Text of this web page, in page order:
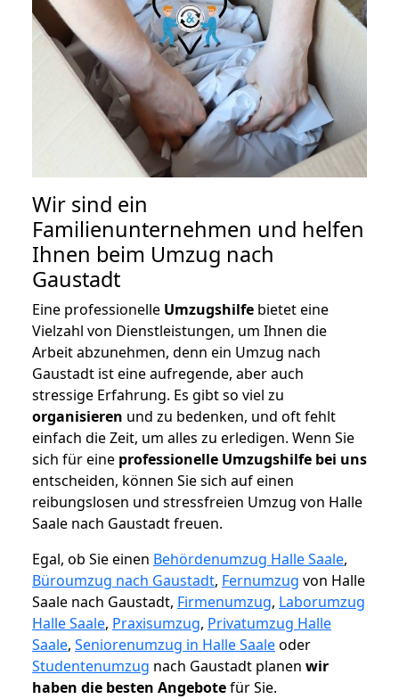
Wir sind ein
Familienunternehmen und helfen
Ihnen beim Umzug nach
Gaustadt
Eine professionelle Umzugshilfe bietet eine
Vielzahl von Dienstleistungen, um Ihnen die
Arbeit abzunehmen, denn ein Umzug nach
Gaustadt ist eine aufregende, aber auch
stressige Erfahrung. Es gibt so viel zu
organisieren und zu bedenken, und oft fehlt
einfach die Zeit, um alles zu erledigen. Wenn Sie
sich für eine professionelle Umzugshilfe bei uns
entscheiden, können Sie sich auf einen
reibungslosen und stressfreien Umzug von Halle
Saale nach Gaustadt freuen.
Egal, ob Sie einen Behördenumzug Halle Saale,
Büroumzug nach Gaustadt, Fernumzug von Halle
Saale nach Gaustadt, Firmenumzug, Laborumzug
Halle Saale, Praxisumzug, Privatumzug Halle
Saale, Seniorenumzug in Halle Saaleoder
Studentenumzug nach Gaustadt planen wir
haben die besten Angebotefür Sie.